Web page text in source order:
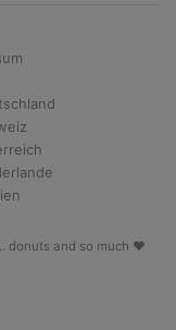
donuts and so much ♥